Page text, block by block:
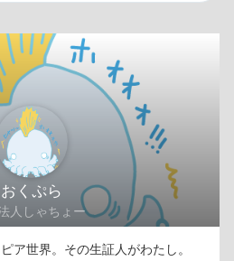
おくぷら
人しゃちょー
ア世界。その生証人がわたし。